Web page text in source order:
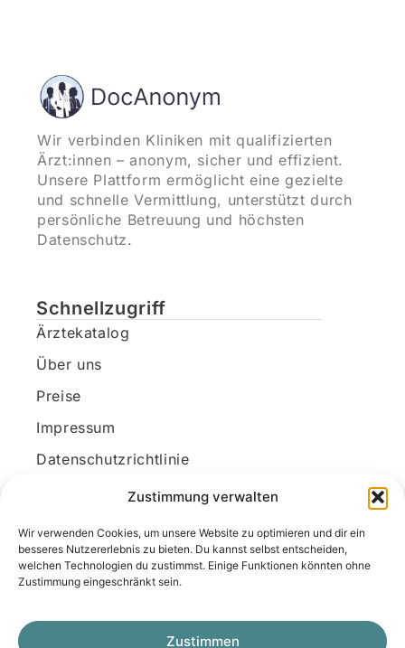
Zustimmung verwalten
Wir verwenden Cookies, um unsere Website zu optimieren und dir ein
besseres Nutzererlebnis zu bieten. Du kannst selbst entscheiden,
welchen Technologien du zustimmst. Einige Funktionen könnten ohne
Zustimmung eingeschränkt sein.
Zustimmen
Wir verbinden Kliniken mit qualifizierten
Ärzt:innen – anonym, sicher und effizient.
Unsere Plattform ermöglicht eine gezielte
und schnelle Vermittlung, unterstützt durch
persönliche Betreuung und höchsten
Datenschutz.
Schnellzugriff
Ärztekatalog
Über uns
Preise
Impressum
Datenschutzrichtlinie
Kundenkonto
Unsere Kontaktdaten
E-Mail: kontakt@docanonym.com